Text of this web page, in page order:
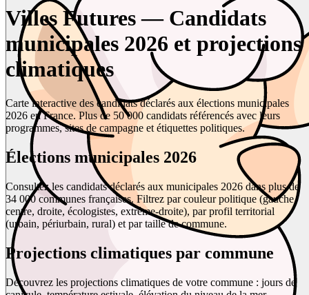
Villes Futures — Candidats
municipales 2026 et projections
climatiques
Carte interactive des candidats déclarés aux élections municipales
2026 en France. Plus de 50 000 candidats référencés avec leurs
programmes, sites de campagne et étiquettes politiques.
Élections municipales 2026
Consultez les candidats déclarés aux municipales 2026 dans plus de
34 000 communes françaises. Filtrez par couleur politique (gauche,
centre, droite, écologistes, extrême-droite), par profil territorial
(urbain, périurbain, rural) et par taille de commune.
Projections climatiques par commune
Découvrez les projections climatiques de votre commune : jours de